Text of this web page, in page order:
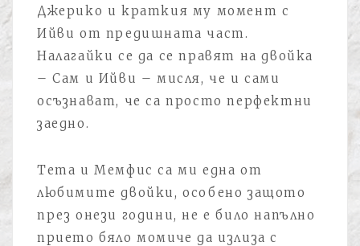
Джерико и краткия му момент с
Ийви от предишната част.
Налагайки се да се правят на двойка
– Сам и Ийви – мисля, че и сами
осъзнават, че са просто перфектни
заедно.
Тета и Мемфис са ми една от
любимите двойки, особено защото
през онези години, не е било напълно
прието бяло момиче да излиза с